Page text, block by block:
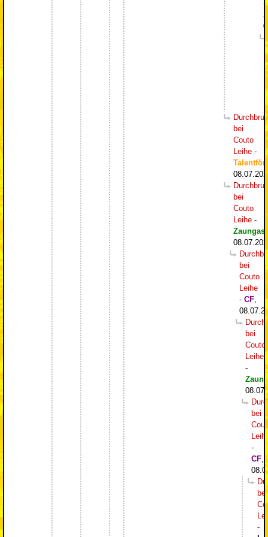
-
bei
Couto
Leihe -
bei
Couto
Leihe -
Zaungast
bei
Couto
Leihe
- CF,
bei
Couto
Leihe
-
bei
-
CF,
bei
-